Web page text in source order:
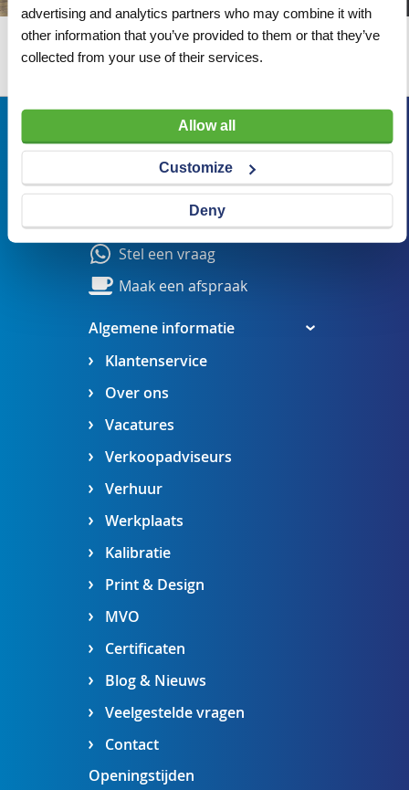
advertising and analytics partners who may combine it with
other information that you’ve provided to them or that they’ve
collected from your use of their services.
Allow all
Customize
Deny
Wij adviseren u graag
Algemene informatie
Klantenservice
Over ons
Vacatures
Verkoopadviseurs
Verhuur
Werkplaats
Kalibratie
Print & Design
MVO
Certificaten
Blog & Nieuws
Veelgestelde vragen
Contact
Bezoekadres
Veldsteen 25, 4815 PK Breda
verkoop@visserbreda.nl
076 541 5073
Stel een vraag
Maak een afspraak
Openingstijden